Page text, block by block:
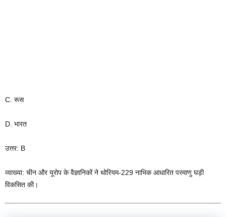
C. रूस
D. भारत
उत्तर: B
व्याख्या: चीन और यूरोप के वैज्ञानिकों ने थोरियम-229 नाभिक आधारित परमाणु घड़ी
विकसित की।